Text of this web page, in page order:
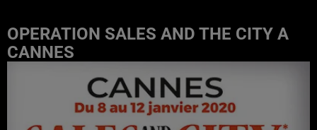
OPERATION SALES AND THE CITY A
CANNES